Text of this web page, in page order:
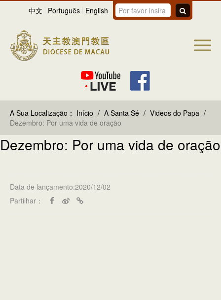
中文 Português English
A Sua Localização： Início / A Santa Sé / Videos do Papa /
Dezembro: Por uma vida de oração
Dezembro: Por uma vida de oração
Data de lançamento:2020/12/02
Partilhar：